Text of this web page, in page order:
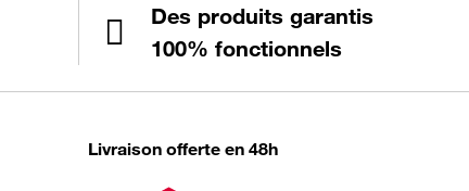
Des produits garantis
100% fonctionnels
Livraison offerte en 48h